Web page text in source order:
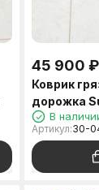
45 900 ₽
Коврик
дорожка
В
Артикул:30-